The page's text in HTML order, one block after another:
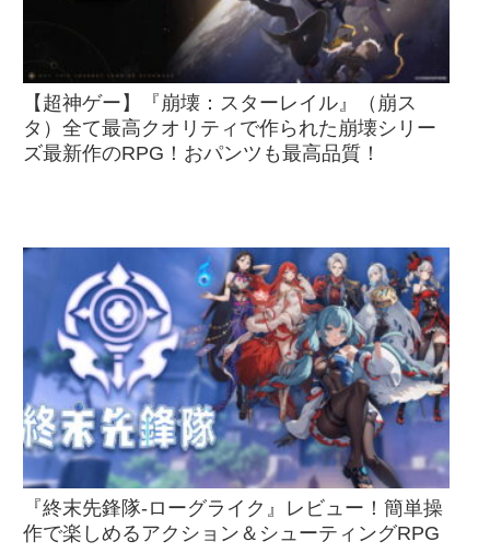
【超神ゲー】『崩壊：スターレイル』（崩ス
タ）全て最高クオリティで作られた崩壊シリー
ズ最新作のRPG！おパンツも最高品質！
『終末先鋒隊-ローグライク』レビュー！簡単操
作で楽しめるアクション＆シューティングRPG